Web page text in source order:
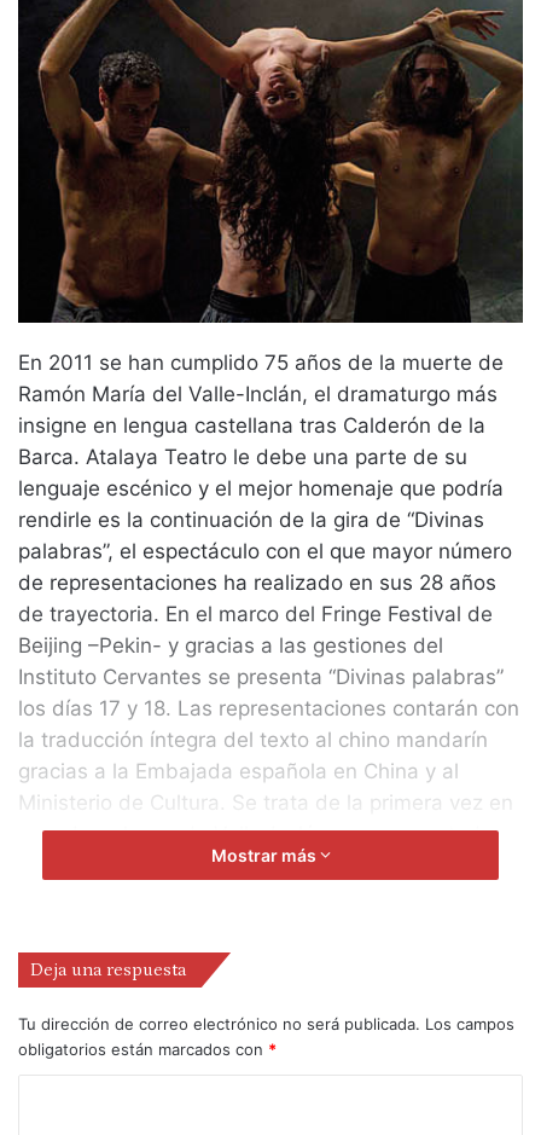
En 2011 se han cumplido 75 años de la muerte de
Ramón María del Valle-Inclán, el dramaturgo más
insigne en lengua castellana tras Calderón de la
Barca. Atalaya Teatro le debe una parte de su
lenguaje escénico y el mejor homenaje que podría
rendirle es la continuación de la gira de “Divinas
palabras”, el espectáculo con el que mayor número
de representaciones ha realizado en sus 28 años
de trayectoria. En el marco del Fringe Festival de
Beijing –Pekin- y gracias a las gestiones del
Instituto Cervantes se presenta “Divinas palabras”
los días 17 y 18. Las representaciones contarán con
la traducción íntegra del texto al chino mandarín
gracias a la Embajada española en China y al
Ministerio de Cultura. Se trata de la primera vez en
que obra alguna de Valle-Inclán es representada en
el país más poblado del planeta, y a la vez la
Posteriormente el espectáculo viajará al Teatro
Nacional de Taipei del 23 al 26 de septiembre. A
pesar del amplio aforo del mismo las localidades se
agotaron con dos meses de antelación. “Divinas
Mostrar más
Deja una respuesta
Tu dirección de correo electrónico no será publicada. Los campos
obligatorios están marcados con *